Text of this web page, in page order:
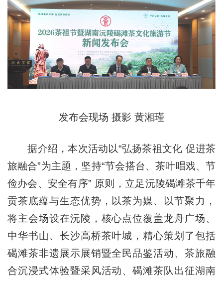
发布会现场 摄影 黄湘瑾
据介绍，本次活动以“弘扬茶祖文化 促进茶
旅融合”为主题，坚持“节会搭台、茶叶唱戏、节
俭办会、安全有序” 原则，立足沅陵碣滩茶千年
贡茶底蕴与生态优势，以茶为媒、以节聚力，
将主会场设在沅陵，核心点位覆盖龙舟广场、
中华书山、长沙高桥茶叶城，精心策划了包括
碣滩茶非遗展示展销暨全民品鉴活动、茶旅融
合沉浸式体验暨采风活动、碣滩茶队出征湖南